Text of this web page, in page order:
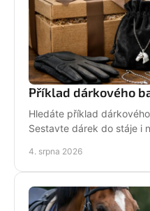
Příklad dárkového
Hledáte příklad
Sestavte dárek do stáje i
4. srpna 2026